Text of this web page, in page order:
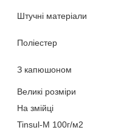
Штучні матеріали
Поліестер
З капюшоном
Великі розміри
На змійці
Tinsul-M 100г/м2